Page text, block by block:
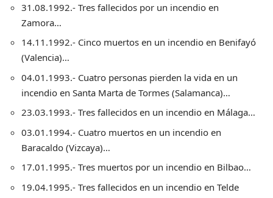
31.08.1992.- Tres fallecidos por un incendio en
Zamora…
14.11.1992.- Cinco muertos en un incendio en Benifayó
(Valencia)…
04.01.1993.- Cuatro personas pierden la vida en un
incendio en Santa Marta de Tormes (Salamanca)…
23.03.1993.- Tres fallecidos en un incendio en Málaga…
03.01.1994.- Cuatro muertos en un incendio en
Baracaldo (Vizcaya)…
17.01.1995.- Tres muertos por un incendio en Bilbao…
19.04.1995.- Tres fallecidos en un incendio en Telde